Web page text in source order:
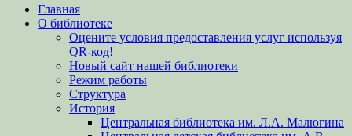
Перейти
содержимому
Главная
О библиотеке
Оцените условия предоставления услуг используя
QR-код!
Новый сайт нашей библиотеки
Режим работы
Структура
История
Центральная библиотека им. Л.А. Малюгина